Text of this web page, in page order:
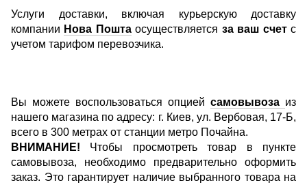
Услуги доставки, включая курьерскую доставку
компании Нова Поштаосуществляется за ваш счетс
учетом тарифом перевозчика.
Вы можете воспользоваться опцией самовывоза из
нашего магазина по адресу: г. Киев, ул. Вербовая, 17-Б,
всего в 300 метрах от станции метро Почайна.
ВНИМАНИЕ! Чтобы просмотреть товар в пункте
самовывоза, необходимо предварительно оформить
заказ. Это гарантирует наличие выбранного товара на